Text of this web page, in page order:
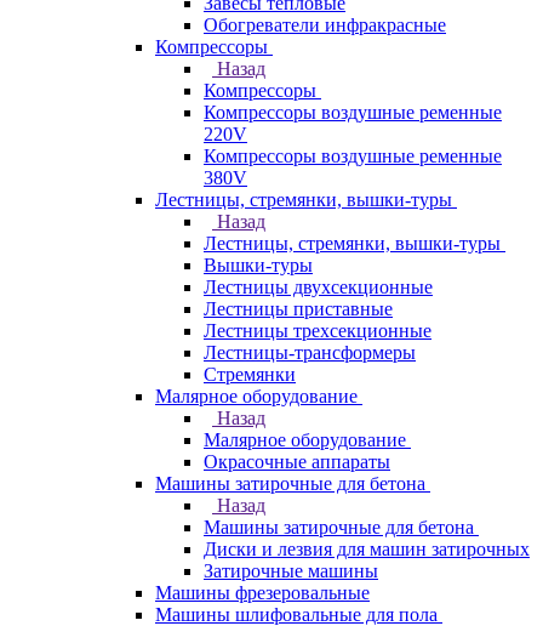
Обогреватели инфракрасные
Компрессоры
Назад
Компрессоры
Компрессоры воздушные ременные
220V
Компрессоры воздушные ременные
380V
Лестницы, стремянки, вышки-туры
Назад
Лестницы, стремянки, вышки-туры
Вышки-туры
Лестницы двухсекционные
Лестницы приставные
Лестницы трехсекционные
Лестницы-трансформеры
Стремянки
Малярное оборудование
Назад
Малярное оборудование
Окрасочные аппараты
Машины затирочные для бетона
Назад
Машины затирочные для бетона
Диски и лезвия для машин затирочных
Затирочные машины
Машины фрезеровальные
Машины шлифовальные для пола